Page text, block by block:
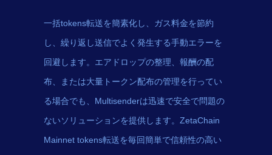
一括tokens転送を簡素化し、ガス料金を節約
し、繰り返し送信でよく発生する手動エラーを
回避します。エアドロップの整理、報酬の配
布、または大量トークン配布の管理を行ってい
る場合でも、Multisenderは迅速で安全で問題の
ないソリューションを提供します。ZetaChain
Mainnet tokens転送を毎回簡単で信頼性の高い